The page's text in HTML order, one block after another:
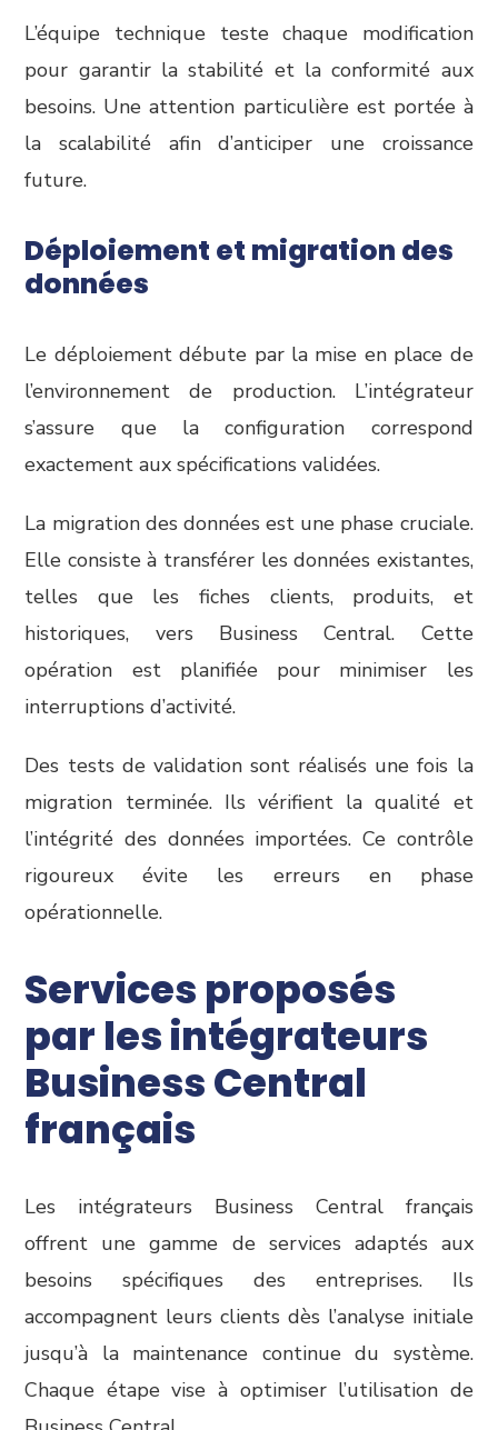
L’équipe technique teste chaque modification
pour garantir la stabilité et la conformité aux
besoins. Une attention particulière est portée à
la scalabilité afin d’anticiper une croissance
future.
Déploiement et migration des
données
Le déploiement débute par la mise en place de
l’environnement de production. L’intégrateur
s’assure que la configuration correspond
exactement aux spécifications validées.
La migration des données est une phase cruciale.
Elle consiste à transférer les données existantes,
telles que les fiches clients, produits, et
historiques, vers Business Central. Cette
opération est planifiée pour minimiser les
interruptions d’activité.
Des tests de validation sont réalisés une fois la
migration terminée. Ils vérifient la qualité et
l’intégrité des données importées. Ce contrôle
rigoureux évite les erreurs en phase
opérationnelle.
Services proposés
par les intégrateurs
Business Central
français
Les intégrateurs Business Central français
offrent une gamme de services adaptés aux
besoins spécifiques des entreprises. Ils
accompagnent leurs clients dès l’analyse initiale
jusqu’à la maintenance continue du système.
Chaque étape vise à optimiser l’utilisation de